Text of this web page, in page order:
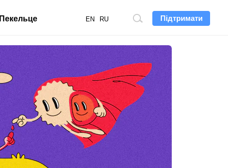
Підтримати
Пошук
сайту
EN RU
Пекельце